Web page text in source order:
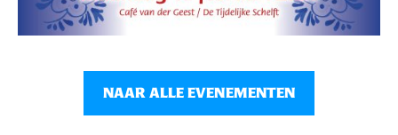
NAAR ALLE EVENEMENTEN